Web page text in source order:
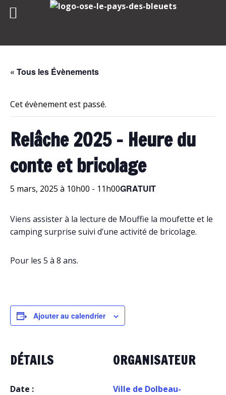
content
« Tous les Évènements
Cet évènement est passé.
Relâche 2025 – Heure du
conte et bricolage
5 mars, 2025 à 10h00 - 11h00GRATUIT
Viens assister à la lecture de Mouffie la moufette et le
camping surprise suivi d’une activité de bricolage.
Pour les 5 à 8 ans.
Ajouter au calendrier
DÉTAILS
Date :
ORGANISATEUR
Ville de Dolbeau-